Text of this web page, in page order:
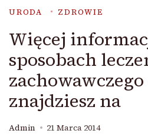
URODA ZDROWIE
Więcej
sposobach
znajdziesz na
Admin 21 Marca 2014